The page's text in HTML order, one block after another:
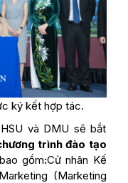
ký kết hợp tác.
và DMU sẽ bắt
trình đào tạo
bao gồm:Cử nhân Kế
(Marketing